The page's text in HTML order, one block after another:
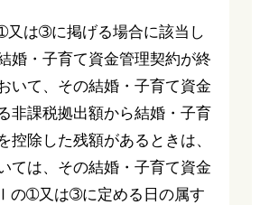
は➂に掲げる場合に該当し
婚・子育て資金管理契約が終
いて、その結婚・子育て資金
非課税拠出額から結婚・子育
控除した残額があるときは、
ては、その結婚・子育て資金
の➀又は➂に定める日の属す